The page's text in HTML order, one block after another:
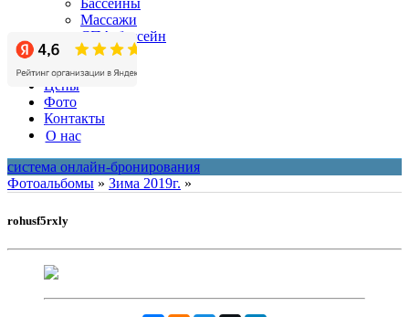
Бассейны
Массажи
СПА-бассейн
Бизнес-центр
Акции
Цены
Фото
Контакты
О нас
система онлайн-бронирования
Фотоальбомы » Зима 2019г. »
rohusf5rxly